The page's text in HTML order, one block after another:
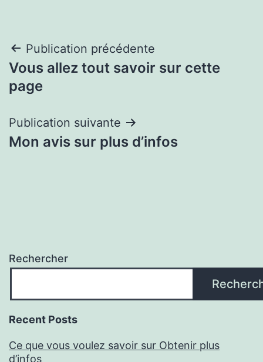
Navigation
de
Publication précédente
Vous allez tout savoir sur cette
page
Publication suivante
Mon avis sur plus d’infos
Rechercher
Recent Posts
Ce que vous voulez savoir sur Obtenir plus
d’infos